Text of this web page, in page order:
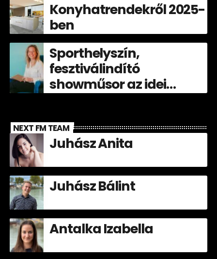
Konyhatrendekről 2025-
ben
Sporthelyszín,
fesztiválindító
showműsor az idei
NEXT FM TEAM
Juhász Anita
Juhász Bálint
Antalka Izabella